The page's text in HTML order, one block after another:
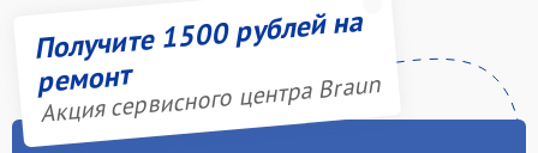
Получите 1500 рублей на
ремонт
Акция сервисного центра Braun